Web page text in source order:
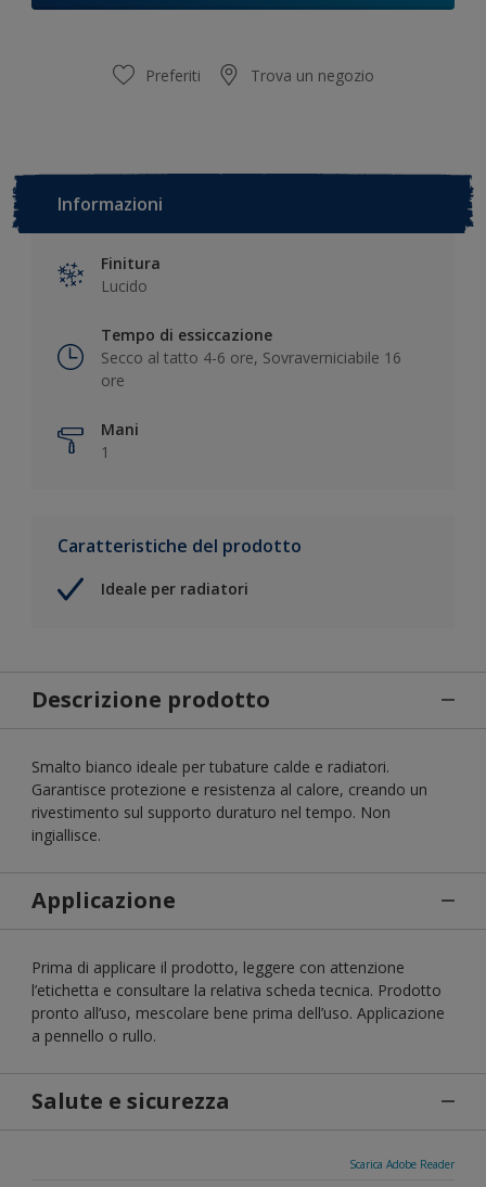
Preferiti Trova un negozio
Informazioni
Finitura
Lucido
Tempo di essiccazione
Secco al tatto 4-6 ore, Sovraverniciabile 16
ore
Mani
1
Caratteristiche del prodotto
Ideale per radiatori
Descrizione prodotto
Smalto bianco ideale per tubature calde e radiatori.
Garantisce protezione e resistenza al calore, creando un
rivestimento sul supporto duraturo nel tempo. Non
ingiallisce.
Applicazione
Prima di applicare il prodotto, leggere con attenzione
l’etichetta e consultare la relativa scheda tecnica. Prodotto
pronto all’uso, mescolare bene prima dell’uso. Applicazione
a pennello o rullo.
Salute e sicurezza
Scarica Adobe Reader